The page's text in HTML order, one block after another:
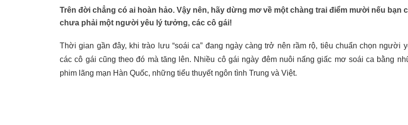
Trên đời chẳng có ai hoàn hảo. Vậy nên, hãy dừng mơ về một chàng trai điểm mười nếu bạn
chưa phải một người yêu lý tưởng, các cô gái!
Thời gian gần đây, khi trào lưu “soái ca” đang ngày càng trở nên rầm rộ, tiêu chuẩn chọn người
các cô gái cũng theo đó mà tăng lên. Nhiều cô gái ngày đêm nuôi nấng giấc mơ soái ca bằng
phim lãng mạn Hàn Quốc, những tiểu thuyết ngôn tình Trung và Việt.